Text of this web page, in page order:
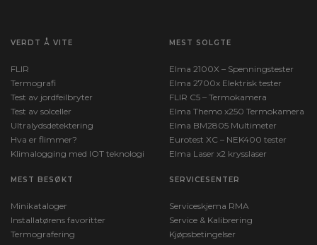
VERDT Å VITE
FLIR
Termografi
Test av jordfeilbryter
Test av solceller
Ultralydsdetektering
Hva er flimmer?
Klimalogging med IOT teknologi
MEST SOLGTE
Elma 2100X – Spenningstester
Elma 2700x Elektrisk tester
FLIR C5 – Termokamera
Elma Themo x250 Termokamera
Elma BM2805 Multimeter
Eurotest XC – NEK400 tester
Elma Laser x2 krysslaser
MEST BESØKT
Minikataloger
Installatørens favoritter
Termografering
SERVICESENTER
Serviceskjema RMA
Service & Kalibrering
Kjøpsbetingelser